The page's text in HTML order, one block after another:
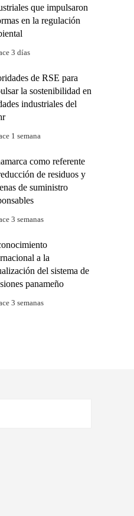
que impulsaron
en la regulación
3 días
de RSE para
la sostenibilidad en
industriales del
1 semana
como referente
de residuos y
de suministro
3 semanas
a la
del sistema de
panameño
3 semanas